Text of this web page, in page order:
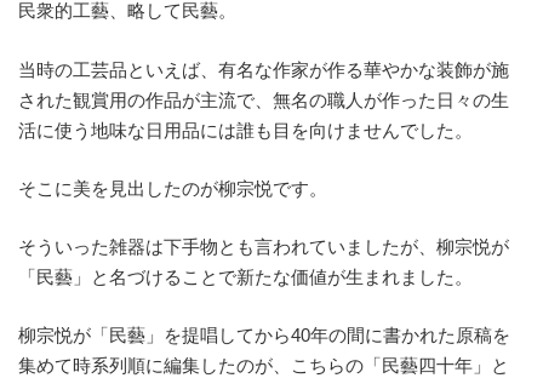
民衆的工藝、略して民藝。
当時の工芸品といえば、有名な作家が作る華やかな装飾が施
された観賞用の作品が主流で、無名の職人が作った日々の生
活に使う地味な日用品には誰も目を向けませんでした。
そこに美を見出したのが柳宗悦です。
そういった雑器は下手物とも言われていましたが、柳宗悦が
「民藝」と名づけることで新たな価値が生まれました。
柳宗悦が「民藝」を提唱してから40年の間に書かれた原稿を
集めて時系列順に編集したのが、こちらの「民藝四十年」と